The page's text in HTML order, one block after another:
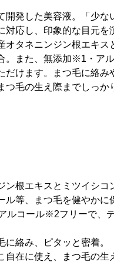
発した美容液。「少な
応し、印象的な目元を
タネニンジン根エキス
。また、無添加※1・ア
けます。まつ毛に絡み
毛の生え際までしっか
根エキスとミツイシコ
等、まつ毛を健やかに
コール※2フリーで、
絡み、ピタッと密着。
在に使え、まつ毛の生